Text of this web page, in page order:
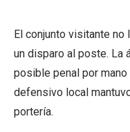
El conjunto visitante
un disparo al poste. La
posible penal por mano
defensivo local
portería.